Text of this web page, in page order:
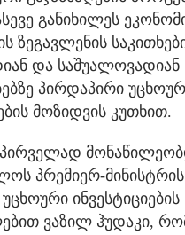
განიხილეს
ზეგავლენის
და საშუალოვადიან
პირდაპირი
მოზიდვის კუთხით.
პირველად
პრემიერ-
ინვესტიციების
ვაზილ ჰუდაკი,